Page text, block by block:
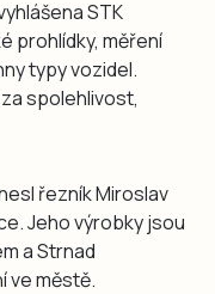
STK
prohlídky, měření
typy vozidel.
spolehlivost,
řezník Miroslav
Jeho výrobky jsou
a Strnad
ve městě.